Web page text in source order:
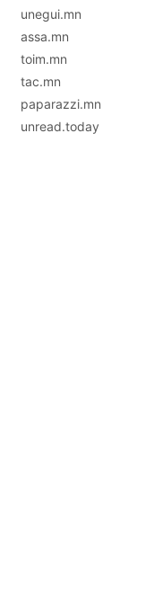
unegui.mn
assa.mn
toim.mn
tac.mn
paparazzi.mn
unread.today